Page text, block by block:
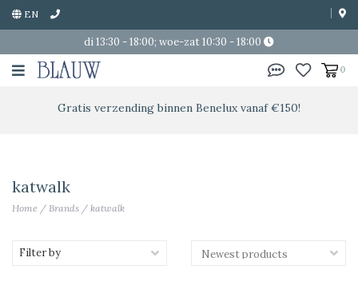
EN
di 13:30 - 18:00; woe-zat 10:30 - 18:00
0
Gratis verzending binnen Benelux vanaf €150!
katwalk
Home / Brands / katwalk
Filter by